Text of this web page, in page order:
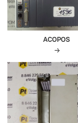
ACOPOS